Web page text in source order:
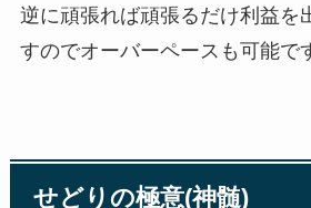
逆に頑張れば頑張るだけ利益を
すのでオーバーペースも可能で
せどりの極意(神髄)